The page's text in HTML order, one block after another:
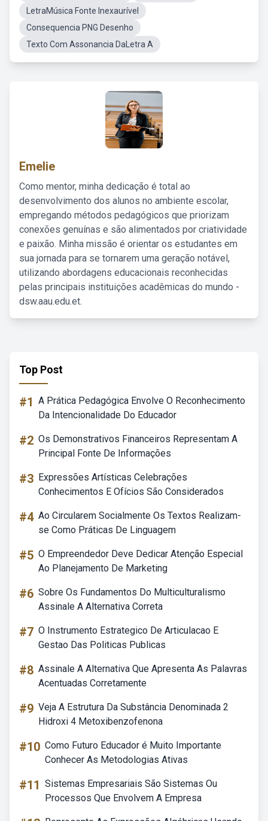
LetraMúsica Fonte Inexaurível
Consequencia PNG Desenho
Texto Com Assonancia DaLetra A
Emelie
Como mentor, minha dedicação é total ao
desenvolvimento dos alunos no ambiente escolar,
empregando métodos pedagógicos que priorizam
conexões genuínas e são alimentados por criatividade
e paixão. Minha missão é orientar os estudantes em
sua jornada para se tornarem uma geração notável,
utilizando abordagens educacionais reconhecidas
pelas principais instituições acadêmicas do mundo -
dsw.aau.edu.et.
Top Post
#1 A Prática Pedagógica Envolve O Reconhecimento
Da Intencionalidade Do Educador
#2 Os Demonstrativos Financeiros Representam A
Principal Fonte De Informações
#3 Expressões Artísticas Celebrações
Conhecimentos E Ofícios São Considerados
#4 Ao Circularem Socialmente Os Textos Realizam-
se Como Práticas De Linguagem
#5 O Empreendedor Deve Dedicar Atenção Especial
Ao Planejamento De Marketing
#6 Sobre Os Fundamentos Do Multiculturalismo
Assinale A Alternativa Correta
#7 O Instrumento Estrategico De Articulacao E
Gestao Das Politicas Publicas
#8 Assinale A Alternativa Que Apresenta As Palavras
Acentuadas Corretamente
#9 Veja A Estrutura Da Substância Denominada 2
Hidroxi 4 Metoxibenzofenona
#10 Como Futuro Educador é Muito Importante
Conhecer As Metodologias Ativas
#11 Sistemas Empresariais São Sistemas Ou
Processos Que Envolvem A Empresa